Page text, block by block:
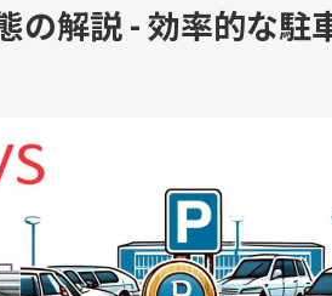
の解説 - 効率的な駐